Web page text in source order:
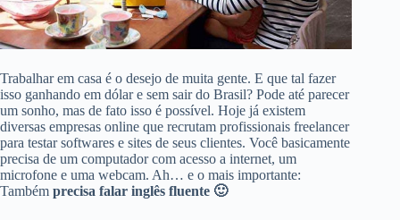
Trabalhar em casa é o desejo de muita gente. E que tal fazer
isso ganhando em dólar e sem sair do Brasil? Pode até parecer
um sonho, mas de fato isso é possível. Hoje já existem
diversas empresas online que recrutam profissionais freelancer
para testar softwares e sites de seus clientes. Você basicamente
precisa de um computador com acesso a internet, um
microfone e uma webcam. Ah… e o mais importante:
Também precisa falar inglês fluente 🙂